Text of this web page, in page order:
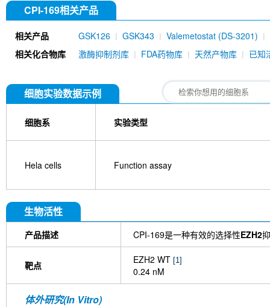
CPI-169相关产品
相关产品 GSK126 GSK343
Valemetostat (DS-3201)
相关化合物库
激酶抑制剂库 FDA药物库 天然产物库 已知
细胞实验数据示例
细胞系 实验类型
Hela cells Function assay
生物活性
产品描述 CPI-169是一种有效的选择性EZH2
靶点 EZH2 WT [1]
0.24 nM
体外研究(In Vitro)